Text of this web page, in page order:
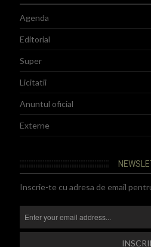
Agenda
Editorial
Super
Licitatii
Anuntul oficial
Externe
Inscrie-te cu adresa de email